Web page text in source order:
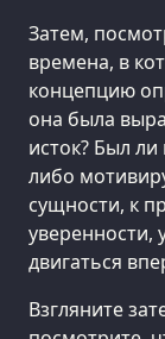
Затем,
времена, в
концепцию
она была
исток? Был
либо
сущности, к
уверенности,
двигаться
Взгляните